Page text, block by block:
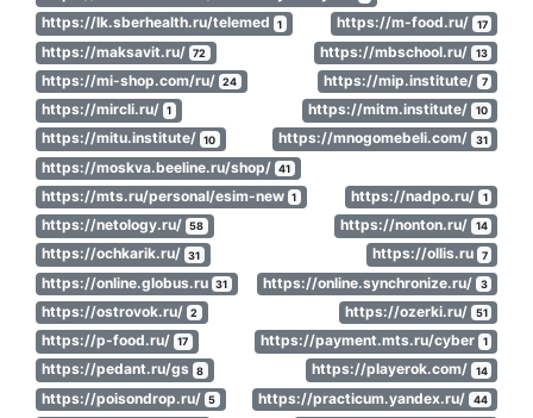
https://lk.sberhealth.ru/telemed 1 https://m-food.ru/ 17
https://maksavit.ru/ 72 https://mbschool.ru/ 13
https://mi-shop.com/ru/ 24 https://mip.institute/ 7
https://mircli.ru/ 1 https://mitm.institute/ 10
https://mitu.institute/ 10 https://mnogomebeli.com/ 31
https://moskva.beeline.ru/shop/ 41
https://mts.ru/personal/esim-new 1 https://nadpo.ru/ 1
https://netology.ru/ 58 https://nonton.ru/ 14
https://ochkarik.ru/ 31 https://ollis.ru 7
https://online.globus.ru 31 https://online.synchronize.ru/ 3
https://ostrovok.ru/ 2 https://ozerki.ru/ 51
https://p-food.ru/ 17 https://payment.mts.ru/cyber 1
https://pedant.ru/gs 8 https://playerok.com/ 14
https://poisondrop.ru/ 5 https://practicum.yandex.ru/ 44